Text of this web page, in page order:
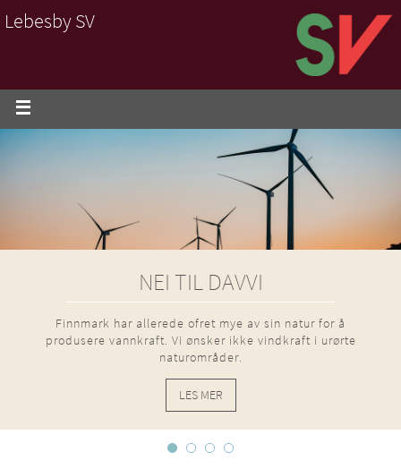
Lebesby SV
NEI TIL DAVVI
Finnmark har allerede ofret mye av sin natur for å
produsere vannkraft. Vi ønsker ikke vindkraft i urørte
naturområder.
LES MER